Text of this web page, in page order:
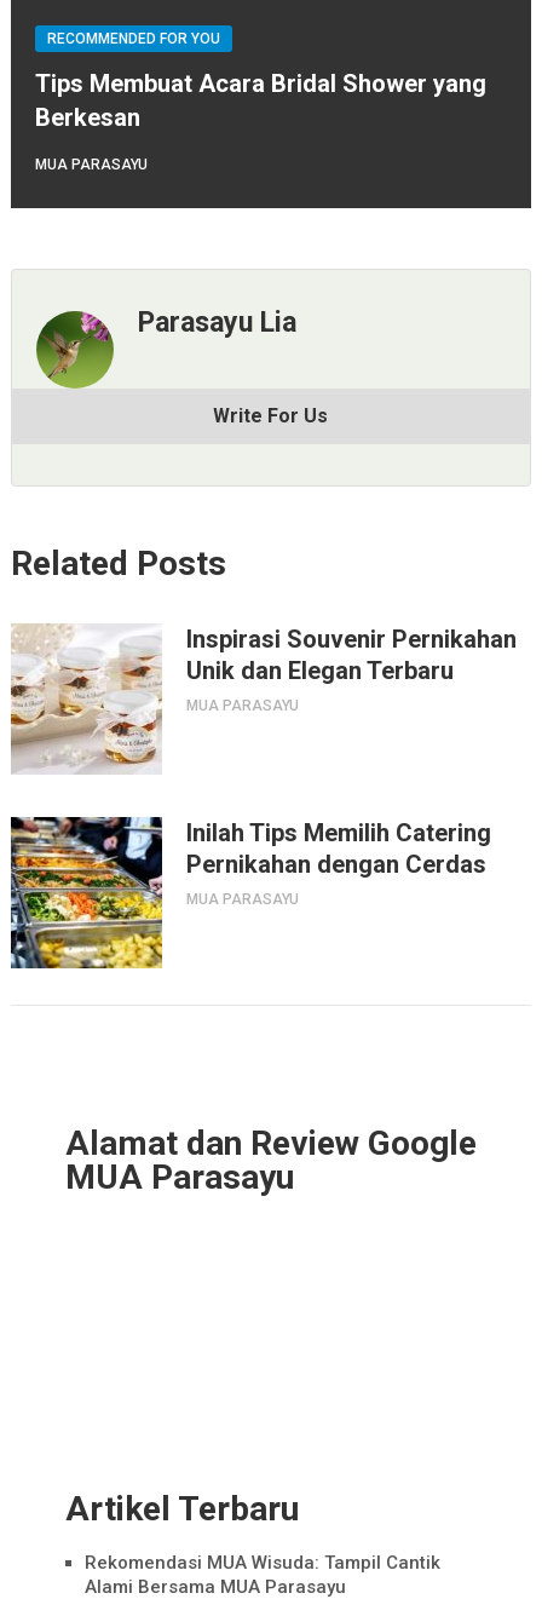
RECOMMENDED FOR YOU
Tips Membuat Acara Bridal Shower yang
Berkesan
MUA PARASAYU
Parasayu Lia
Write For Us
Related Posts
Inspirasi Souvenir Pernikahan
Unik dan Elegan Terbaru
MUA PARASAYU
Inilah Tips Memilih Catering
Pernikahan dengan Cerdas
MUA PARASAYU
Alamat dan Review Google
MUA Parasayu
Artikel Terbaru
Rekomendasi MUA Wisuda: Tampil Cantik
Alami Bersama MUA Parasayu